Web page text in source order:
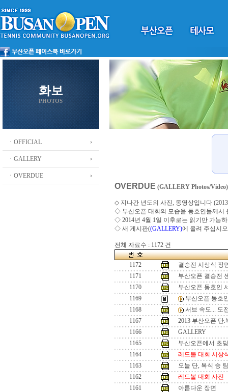
화보
PHOTOS
ㆍOFFICIAL
ㆍGALLERY
ㆍOVERDUE
OVERDUE (GALLERY Photos/Video)
◇ 지나간 년도의 사진, 동영상입니다
◇ 부산오픈 대회의 모습을 동호인들께서
◇ 2014년 4월 1일 이후로는 읽기만 가능
◇ 새 게시판((GALLERY)에 올려 주십시오
전체 자료수 : 1172 건
1172
결승전 시상식 장
1171
부산오픈 결승전
1170
부산오픈 동호인
1169
부산오픈 동호
1168
서브 속도... 도
1167
2013 부산오픈 단
1166
GALLERY
1165
부산오픈에서 초
1164
레드볼 대회 시상
1163
오늘 단, 복식 승 팀
1162
레드볼 대회 사진
1161
아름다운 장면